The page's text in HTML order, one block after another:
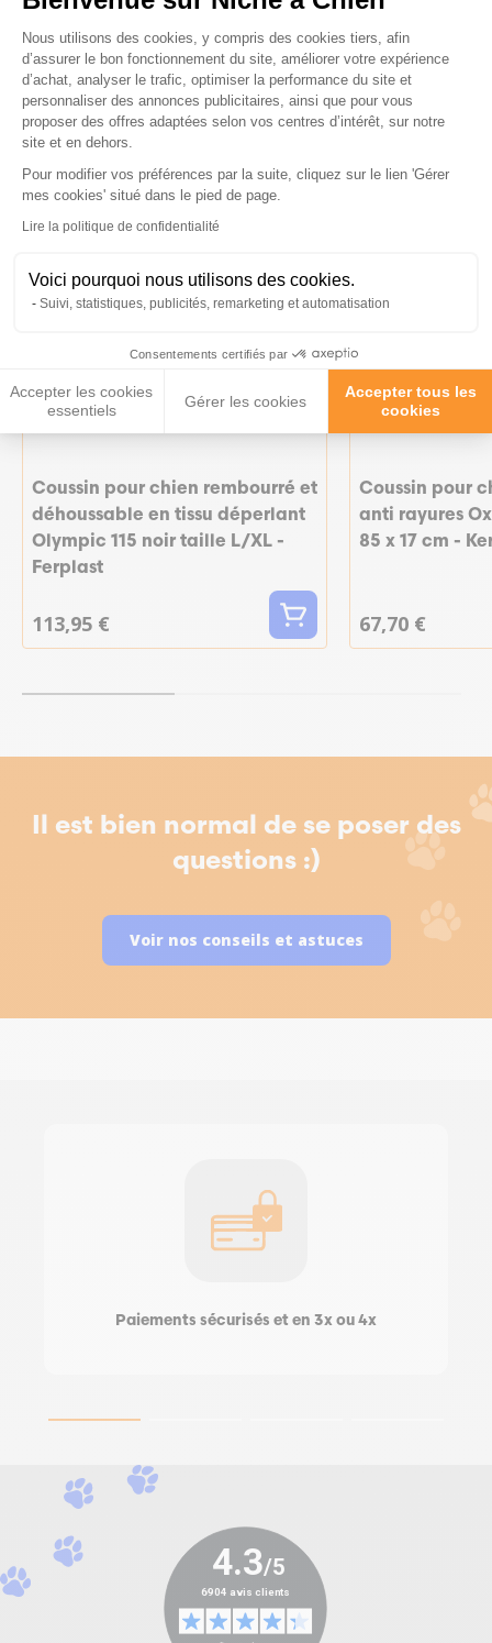
Plateforme de Gestion du
Nous utilisons des cookies, y compris des cookies tiers, afin
d’assurer le bon fonctionnement du site, améliorer votre expérience
d’achat, analyser le trafic, optimiser la performance du site et
personnaliser des annonces publicitaires, ainsi que pour vous
proposer des offres adaptées selon vos centres d’intérêt, sur notre
site et en dehors.
Pour modifier vos préférences par la suite, cliquez sur le lien 'Gérer
mes cookies' situé dans le pied de page.
Lire la politique de confidentialité
Voici pourquoi nous utilisons des cookies.
Suivi, statistiques, publicités, remarketing et automatisation
Consentements certifiés par
Accepter les cookies
essentiels
Gérer les cookies
Accepter tous les
cookies
Axeptio consent
Ces produits peuvent vous
intéresser
Coussin pour chien rembourré et
déhoussable en tissu déperlant
Olympic 115 noir taille L/XL -
Ferplast
113,95 €
Coussin pour
anti rayures
85 x 17 cm -
67,70 €
Il est bien normal de se poser des
questions :)
Voir nos conseils et astuces
Paiements sécurisés et en 3x ou 4x